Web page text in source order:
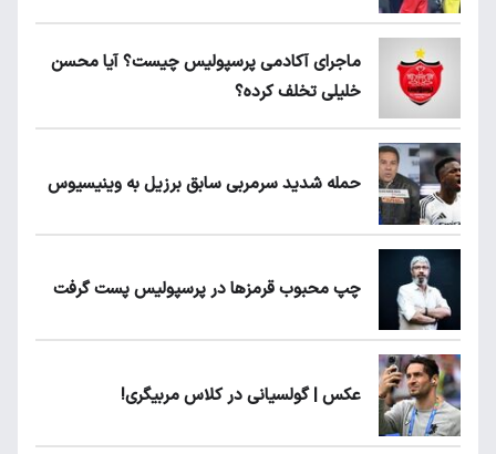
ماجرای آکادمی پرسپولیس چیست؟ آیا محسن
خلیلی تخلف کرده؟
حمله شدید سرمربی سابق برزیل به وینیسیوس
چپ محبوب قرمزها در پرسپولیس پست گرفت
عکس | گولسیانی در کلاس مربیگری!